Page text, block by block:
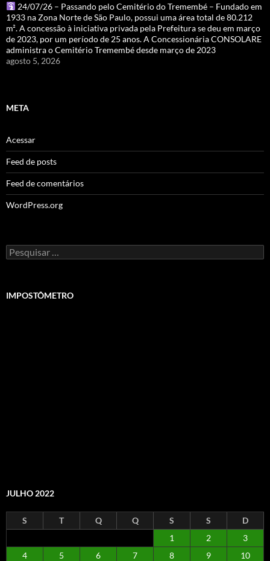
24/07/26 – Passando pelo Cemitério do Tremembé – Fundado em
1933 na Zona Norte de São Paulo, possui uma área total de 80.212
m². A concessão à iniciativa privada pela Prefeitura se deu em março
de 2023, por um período de 25 anos. A Concessionária CONSOLARE
administra o Cemitério Tremembé desde março de 2023
agosto 5, 2026
META
Acessar
Feed de posts
Feed de comentários
WordPress.org
Pesquisar
por:
IMPOSTÔMETRO
JULHO 2022
S T Q Q S S
D
1
2
3
4
5 6 7 8 9
10